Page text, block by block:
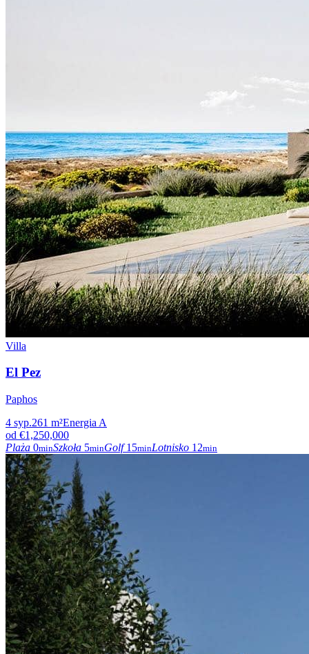
Villa
El Pez
Paphos
4 syp.261 m²Energia A
od €1,250,000
Plaża 0minSzkoła 5minGolf 15minLotnisko 12min